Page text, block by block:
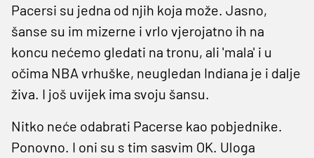
Pacersi su jedna od njih koja može. Jasno,
šanse su im mizerne i vrlo vjerojatno ih na
koncu nećemo gledati na tronu, ali 'mala' i u
očima NBA vrhuške, neugledan Indiana je i dalje
živa. I još uvijek ima svoju šansu.
Nitko neće odabrati Pacerse kao pobjednike.
Ponovno. I oni su s tim sasvim OK. Uloga